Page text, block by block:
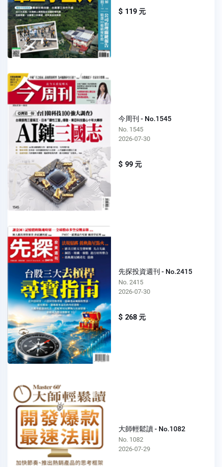
$ 119 元
今周刊 - No.1545
No. 1545
2026-07-30
$ 99 元
先探投資週刊 - No.2415
No. 2415
2026-07-30
$ 268 元
大師輕鬆讀 - No.1082
No. 1082
2026-07-29